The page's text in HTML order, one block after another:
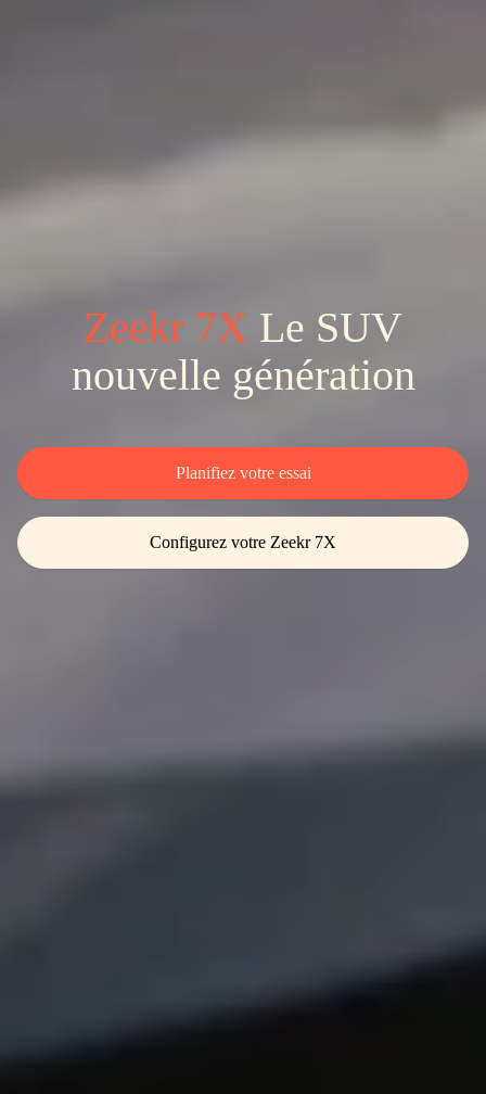
Zeekr 7X Le SUV
nouvelle génération
Planifiez votre essai
Configurez votre Zeekr 7X